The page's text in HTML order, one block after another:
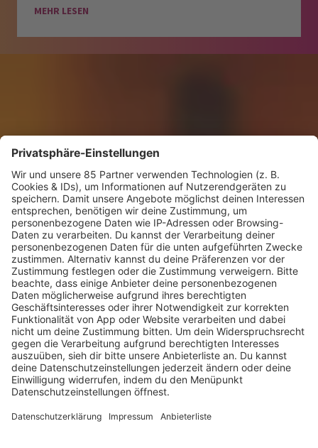
MEHR LESEN
KW30 Album der Woche
SONNY FODERA “CAN WE DO IT
ALL AGAIN?”
Mit seinem sechsten Studioalbum präsentiert
Sonny Fodera ein Meisterwerk aus fünf Jahren
kreativer Arbeit – ein Zeugnis dafür, dass seine